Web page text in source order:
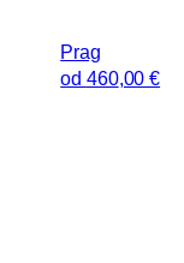
Prag
od 460,00 €